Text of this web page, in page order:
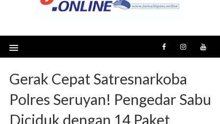
Gerak Cepat Satresnarkoba
Polres Seruyan! Pengedar Sabu
Diciduk dengan 14 Paket